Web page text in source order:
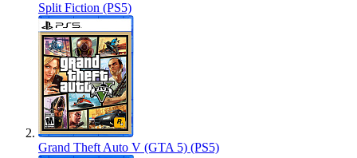
Split Fiction (PS5)
Grand Theft Auto V (GTA 5) (PS5)